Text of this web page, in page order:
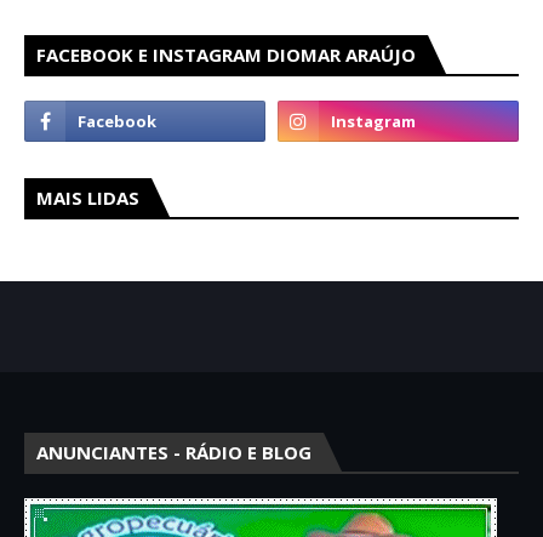
FACEBOOK E INSTAGRAM DIOMAR ARAÚJO
MAIS LIDAS
ANUNCIANTES - RÁDIO E BLOG